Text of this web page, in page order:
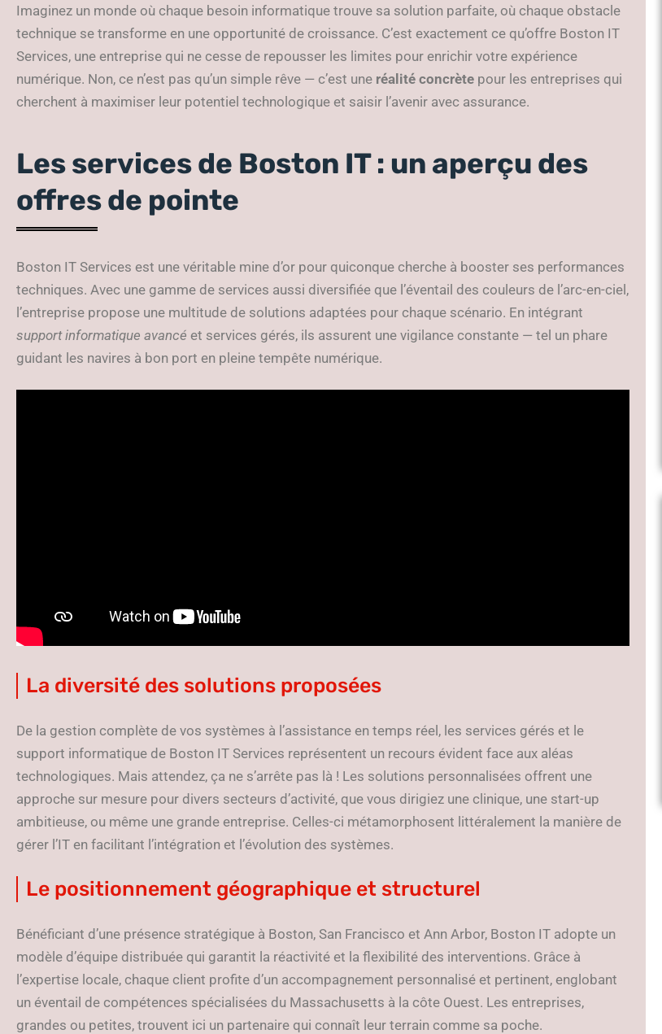
Imaginez un monde où chaque besoin informatique trouve sa solution parfaite, où chaque obstacle
technique se transforme en une opportunité de croissance. C’est exactement ce qu’offre Boston IT
Services, une entreprise qui ne cesse de repousser les limites pour enrichir votre expérience
numérique. Non, ce n’est pas qu’un simple rêve — c’est une réalité concrète pour les entreprises qui
cherchent à maximiser leur potentiel technologique et saisir l’avenir avec assurance.
Les services de Boston IT : un aperçu des
offres de pointe
Boston IT Services est une véritable mine d’or pour quiconque cherche à booster ses performances
techniques. Avec une gamme de services aussi diversifiée que l’éventail des couleurs de l’arc-en-ciel,
l’entreprise propose une multitude de solutions adaptées pour chaque scénario. En intégrant
support informatique avancé et services gérés, ils assurent une vigilance constante — tel un phare
guidant les navires à bon port en pleine tempête numérique.
La diversité des solutions proposées
De la gestion complète de vos systèmes à l’assistance en temps réel, les services gérés et le
support informatique de Boston IT Services représentent un recours évident face aux aléas
technologiques. Mais attendez, ça ne s’arrête pas là ! Les solutions personnalisées offrent une
approche sur mesure pour divers secteurs d’activité, que vous dirigiez une clinique, une start-up
ambitieuse, ou même une grande entreprise. Celles-ci métamorphosent littéralement la manière de
gérer l’IT en facilitant l’intégration et l’évolution des systèmes.
Le positionnement géographique et structurel
Bénéficiant d’une présence stratégique à Boston, San Francisco et Ann Arbor, Boston IT adopte un
modèle d’équipe distribuée qui garantit la réactivité et la flexibilité des interventions. Grâce à
l’expertise locale, chaque client profite d’un accompagnement personnalisé et pertinent, englobant
un éventail de compétences spécialisées du Massachusetts à la côte Ouest. Les entreprises,
grandes ou petites, trouvent ici un partenaire qui connaît leur terrain comme sa poche.